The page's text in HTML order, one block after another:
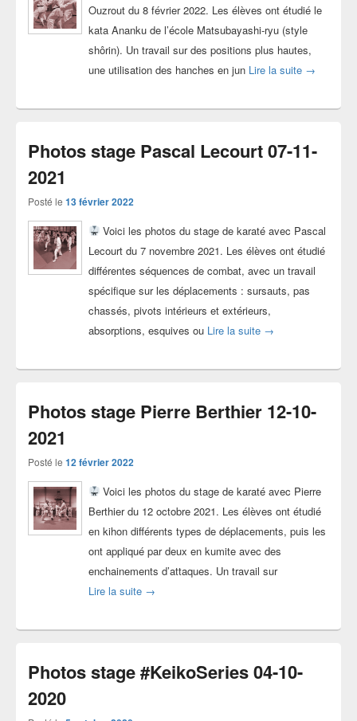
Ouzrout du 8 février 2022. Les élèves ont étudié le
kata Ananku de l’école Matsubayashi-ryu (style
shôrin). Un travail sur des positions plus hautes,
une utilisation des hanches en jun Lire la suite Photos
→
Photos stage Pascal Lecourt 07-11-
2021
Posté le 13 février 2022
Voici les photos du stage de karaté avec Pascal
Lecourt du 7 novembre 2021. Les élèves ont étudié
différentes séquences de combat, avec un travail
spécifique sur les déplacements : sursauts, pas
chassés, pivots intérieurs et extérieurs,
absorptions, esquives ou Lire la suite Photos stage
→
Photos stage Pierre Berthier 12-10-
2021
Posté le 12 février 2022
Voici les photos du stage de karaté avec Pierre
Berthier du 12 octobre 2021. Les élèves ont étudié
en kihon différents types de déplacements, puis les
ont appliqué par deux en kumite avec des
enchainements d’attaques. Un travail sur
Lire la suite Photos stage Pierre Berthier 12-10-2021
→
Photos stage #KeikoSeries 04-10-
2020